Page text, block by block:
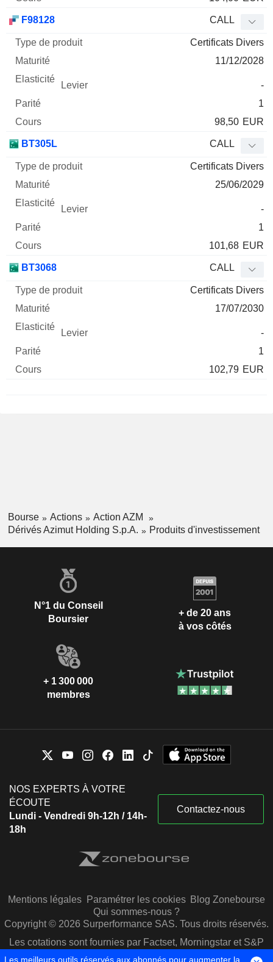
F98128 CALL
Certificats Divers
11/12/2028
-
1
98,50 EUR
BT305L CALL
Certificats Divers
25/06/2029
-
1
101,68 EUR
BT3068 CALL
Certificats Divers
17/07/2030
-
1
102,79 EUR
Bourse Actions
Action AZM
Dérivés Azimut Holding S.p.A.
Produits d'investissement
N°1 du Conseil
Boursier
+ de 20 ans
à vos côtés
+ 1 300 000
membres
NOS EXPERTS À VOTRE
ÉCOUTE
Lundi - Vendredi 9h-12h / 14h-
18h
Contactez-nous
Mentions légales Paramétrer les cookies Blog Zonebourse
Qui sommes-nous ?
Copyright © 2026 Surperformance SAS. Tous droits réservés.
Les cotations sont fournies par Factset, Morningstar et S&P
Capital IQ
Les meilleurs outils réservés aux abonnés pour augmenter la